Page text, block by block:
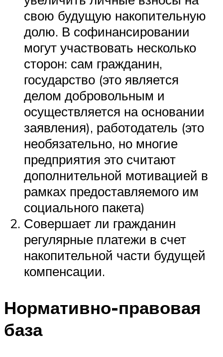
свою будущую накопительную
долю. В софинансировании
могут участвовать несколько
сторон: сам гражданин,
государство (это является
делом добровольным и
осуществляется на основании
заявления), работодатель (это
необязательно, но многие
предприятия это считают
дополнительной мотивацией в
рамках предоставляемого им
социального пакета)
Совершает ли гражданин
регулярные платежи в счет
накопительной части будущей
компенсации.
Нормативно-правовая
база